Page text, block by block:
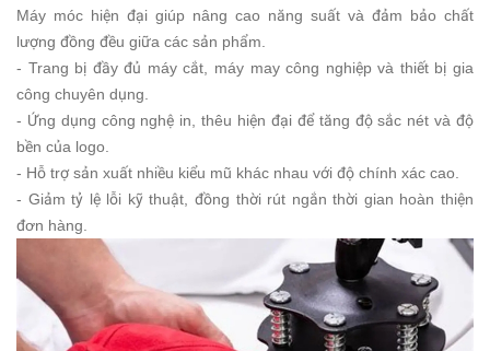
Máy móc hiện đại giúp nâng cao năng suất và đảm bảo chất
lượng đồng đều giữa các sản phẩm.
- Trang bị đầy đủ máy cắt, máy may công nghiệp và thiết bị gia
công chuyên dụng.
- Ứng dụng công nghệ in, thêu hiện đại để tăng độ sắc nét và độ
bền của logo.
- Hỗ trợ sản xuất nhiều kiểu mũ khác nhau với độ chính xác cao.
- Giảm tỷ lệ lỗi kỹ thuật, đồng thời rút ngắn thời gian hoàn thiện
đơn hàng.